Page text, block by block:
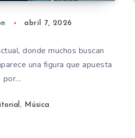
abril 7, 2026
donde muchos buscan
una figura que apuesta
por…
, Música